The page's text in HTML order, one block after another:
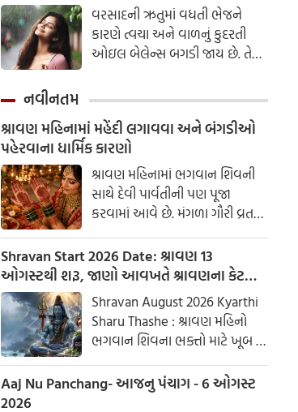
વરસાદની ઋતુમાં વધતી ભેજને
કારણે ત્વચા અને વાળનું કુદરતી
ઓઇલ બેલેન્સ બગડી જાય છે. તેથી
નવીનતમ
શ્રાવણ મહિનામાં મહેંદી લગાવવા અને બંગડીઓ
પહેરવાના ધાર્મિક કારણો
શ્રાવણ મહિનામાં ભગવાન શિવની
સાથે દેવી પાર્વતીની પણ પૂજા
કરવામાં આવે છે. મંગળા ગૌરી વ્રત
અને હરિયાળી તીજ જેવા પ્રસંગોએ
મહેંદી લગાવવી અને લીલા રંગના
કપડાં પહેરવા એ પતિના લાંબા
માટે શુભ માનવામાં આવે છે.
આપણી પરંપરાઓમાં, સ્ત્રીઓને
પ્રકૃતિનું સ્વરૂપ માનવામાં આવે છે.
Shravan Start 2026 Date: શ્રાવણ 13
ઓગસ્ટથી શરૂ, જાણો આવખતે શ્રાવણના કેટલા
સોમવાર રહેશે
Shravan August 2026 Kyarthi
Sharu Thashe : શ્રાવણ મહિનો
ભગવાન શિવના ભક્તો માટે ખૂબ જ
ખાસ છે. આ મહિનામાં ભગવાન
શિવની પૂજા કરવાથી ઈચ્છાઓ
ઝડપથી પૂર્ણ થાય છે. ધાર્મિક
Aaj Nu Panchang- આજનુ પંચાગ - 6 ઓગસ્ટ
2026